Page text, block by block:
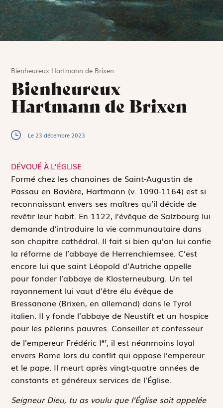
Bienheureux Hartmann de Brixen
Bienheureux
Hartmann de Brixen
Le 23 décembre 2023
DÉVOUÉ À L’ÉGLISE
Formé chez les chanoines de Saint-Augustin de
Passau en Bavière, Hartmann (v. 1090-1164) est si
reconnaissant envers ses maîtres qu’il décide de
revêtir leur habit. En 1122, l’évêque de Salzbourg lui
demande d’introduire la vie communautaire dans
son chapitre cathédral. Il fait si bien qu’on lui confie
la réforme de l’abbaye de Herrenchiemsee. C’est
encore lui que saint Léopold d’Autriche appelle
pour fonder l’abbaye de Klosterneuburg. Un tel
rayonnement lui vaut d’être élu évêque de
Bressanone (Brixen, en allemand) dans le Tyrol
italien. Il y fonde l’abbaye de Neustift et un hospice
pour les pèlerins pauvres. Conseiller et confesseur
de l’empereur Frédéric Ier, il est néanmoins loyal
envers Rome lors du conflit qui oppose l’empereur
et le pape. Il meurt après vingt-quatre années de
constants et généreux services de l’Église.
Seigneur Dieu, tu as voulu que l’Église soit appelée